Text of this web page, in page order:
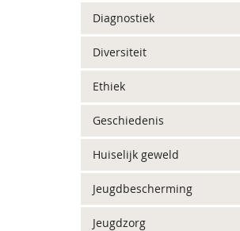
Diagnostiek
Diversiteit
Ethiek
Geschiedenis
Huiselijk geweld
Jeugdbescherming
Jeugdzorg